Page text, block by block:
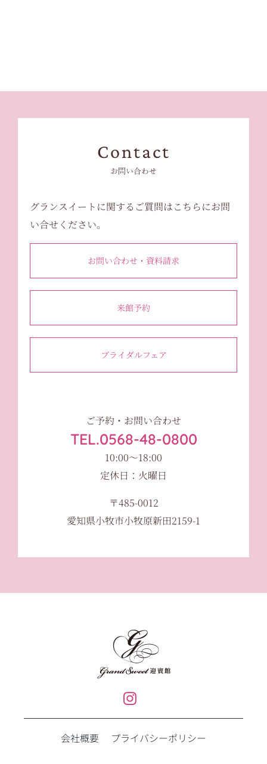
Contact
お問い合わせ
グランスイートに関するご質問はこちらにお問
い合せください。
お問い合わせ・資料請求
来館予約
ブライダルフェア
ご予約・お問い合わせ
TEL.0568-48-0800
10:00〜18:00
定休日：火曜日
〒485-0012
愛知県小牧市小牧原新田2159-1
会社概要 プライバシーポリシー